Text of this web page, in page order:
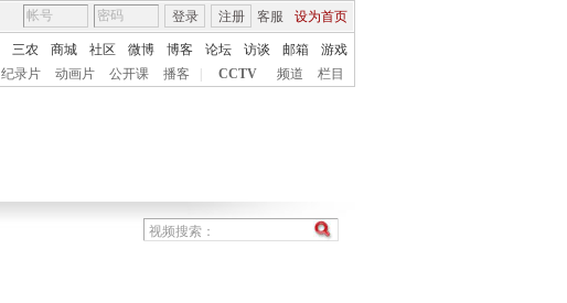
客服 设为首页
登录 注册
三农 商城 社区 微博 博客 论坛 访谈 邮箱
游戏
纪录片 动画片 公开课 播客 CCTV 频道 栏目